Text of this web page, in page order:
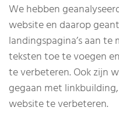
We hebben
website en daarop
landingspagina’s aan
teksten toe te voegen
te verbeteren. Ook zijn
gegaan met
website te verbeteren.